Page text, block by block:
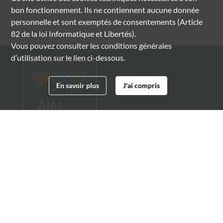
bon fonctionnement. Ils ne contiennent aucune donnée
personnelle et sont exemptés de consentements (Article
82 de la loi Informatique et Libertés).
Vous pouvez consulter les conditions générales
d’utilisation sur le lien ci-dessous.
En savoir plus J'ai compris